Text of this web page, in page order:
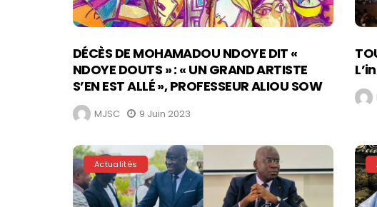
DÉCÈS DE MOHAMADOU NDOYE DIT «
NDOYE DOUTS » : « UN GRAND ARTISTE
S’EN EST ALLÉ », PROFESSEUR ALIOU SOW
MJSC 9 Juin 2023
Actualités